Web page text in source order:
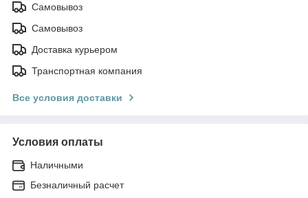
Самовывоз
Самовывоз
Доставка курьером
Транспортная компания
Все условия доставки
Условия оплаты
Наличными
Безналичный расчет